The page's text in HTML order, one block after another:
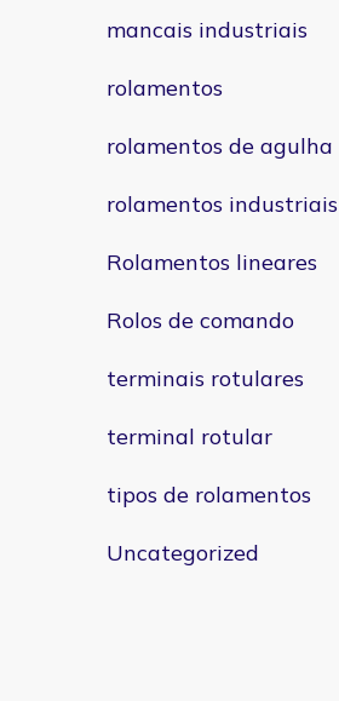
mancais industriais
rolamentos
rolamentos de agulha
rolamentos industriais
Rolamentos lineares
Rolos de comando
terminais rotulares
terminal rotular
tipos de rolamentos
Uncategorized